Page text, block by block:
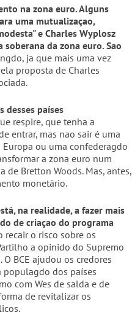
na zona euro. Alguns
uma mutualizaçao,
e Charles Wyplosz
da zona euro. Sao
ja que mais uma vez
proposta de Charles
desses países
respire, que tenha a
entrar, mas nao sair é uma
Europa ou uma confederagdo
a zona euro num
Bretton Woods. Mas, antes,
monetário.
na realidade, a fazer mais
de criaçao do programa
recair o risco sobre os
a opinido do Supremo
BCE ajudou os credores
populagdo dos países
com Wes de salda e de
de revitalizar os